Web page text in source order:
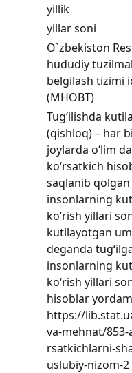
yillik
yillar soni
O`zbekiston
hududiy
belgilash tizimi
(MHOBT)
Tug‘ilishda
(qishloq) – har
joylarda o‘lim
ko‘rsatkich
saqlanib
insonlarning
ko‘rish yillari
kutilayotgan
deganda
insonlarning
ko‘rish yillari
hisoblar
https://
va-mehnat/
rsatkichlarni-
uslubiy-nizom-2